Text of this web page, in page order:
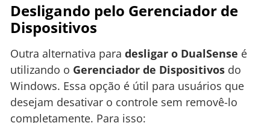
Desligando pelo Gerenciador de
Dispositivos
Outra alternativa para desligar o DualSense é
utilizando o Gerenciador de Dispositivos do
Windows. Essa opção é útil para usuários que
desejam desativar o controle sem removê-lo
completamente. Para isso: